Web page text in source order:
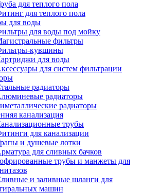
для теплого пола
для теплого пола
для воды
для воды под мойку
фильтры
кувшины
для воды
для систем фильтрации
радиаторы
радиаторы
радиаторы
канализация
трубы
для канализации
и душевые лотки
для сливных бачков
трубы и манжеты для
и заливные шланги для
машин